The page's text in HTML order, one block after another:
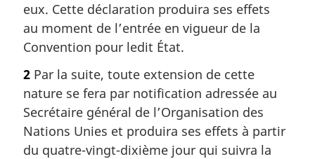
eux. Cette déclaration produira ses effets
au moment de l’entrée en vigueur de la
Convention pour ledit État.
2 Par la suite, toute extension de cette
nature se fera par notification adressée au
Secrétaire général de l’Organisation des
Nations Unies et produira ses effets à partir
du quatre-vingt-dixième jour qui suivra la